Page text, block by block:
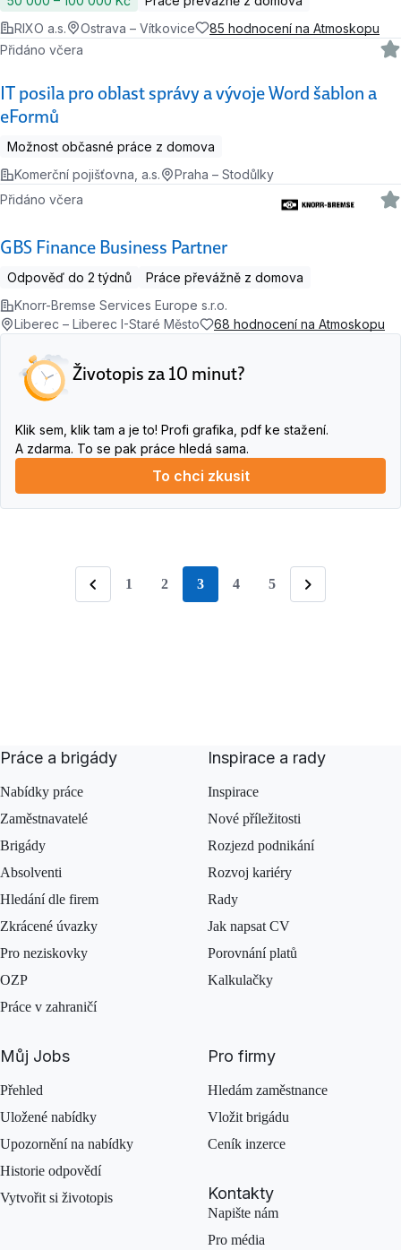
RIXO a.s.
Ostrava – Vítkovice 85 hodnocení na Atmoskopu
IT posila pro oblast správy a vývoje Word šablon a
eFormů
Přidáno včera
Možnost občasné práce z domova
Komerční pojišťovna, a.s.
Praha – Stodůlky
GBS Finance Business Partner
Přidáno včera
Odpověď do 2 týdnů
Práce převážně z domova
Knorr-Bremse Services Europe s.r.o.
Liberec – Liberec I-Staré Město
68 hodnocení na Atmoskopu
Životopis za 10 minut?
Klik sem, klik tam a je to! Profi grafika, pdf ke stažení.
A zdarma. To se pak práce hledá sama.
To chci zkusit
Předchozí
1 2 stránka
3 4 5
Následující
Práce a brigády
Nabídky práce
Zaměstnavatelé
Brigády
Absolventi
Hledání dle firem
Zkrácené úvazky
Pro neziskovky
OZP
Práce v zahraničí
Inspirace a rady
Inspirace
Nové příležitosti
Rozjezd podnikání
Rozvoj kariéry
Rady
Jak napsat CV
Porovnání platů
Kalkulačky
Můj Jobs
Přehled
Uložené nabídky
Upozornění na nabídky
Historie odpovědí
Vytvořit si životopis
Pro firmy
Hledám zaměstnance
Vložit brigádu
Ceník inzerce
Kontakty
Napište nám
Pro média